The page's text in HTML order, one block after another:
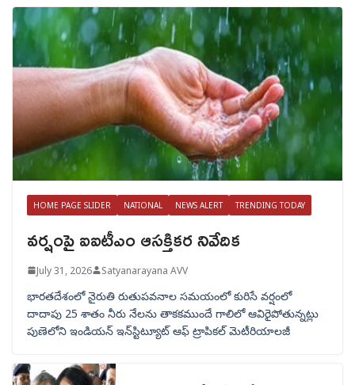
HOME PAGE SLIDER NATIONAL NEWS ALERT TRENDING TODAY
వర్షంపై ఐఐటీఎం ఆసక్తికర నివేదిక
July 31, 2026 Satyanarayana AVV
భారతదేశంలో నైరుతి రుతుపవనాల సమయంలో కురిసే వర్షంలో
దాదాపు 25 శాతం నీరు నేలను తాకకముందే గాలిలో ఆవిరైపోతున్నట్లు
పుణెలోని ఇండియన్ ఇన్‌స్టిట్యూట్ ఆఫ్ ట్రాపికల్ మెటీరియాలజీ